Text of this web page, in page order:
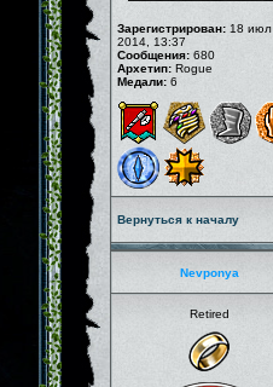
Зарегистрирован: 18 июл
2014, 13:37
Сообщения: 680
Архетип: Rogue
Медали: 6
Вернуться к началу
Nevponya
Retired